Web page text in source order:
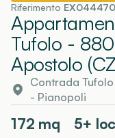
Riferimento
Tufolo -
Apostolo
Contrada
- Pianopoli
172 mq
5+